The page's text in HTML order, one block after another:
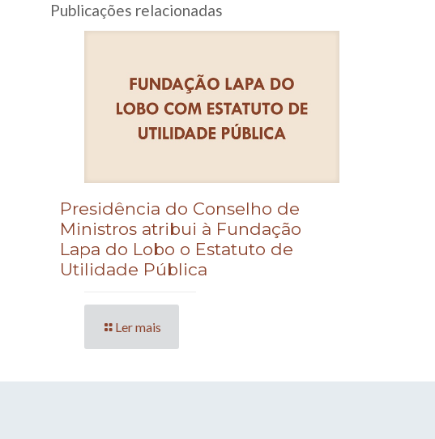
Publicações relacionadas
Presidência do Conselho de
Ministros atribui à Fundação
Lapa do Lobo o Estatuto de
Utilidade Pública
Ler mais